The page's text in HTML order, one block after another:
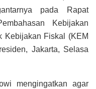
pada Rapat
Kebijakan
Kebijakan Fiskal (KEM
Jakarta, Selasa
mengingatkan agar